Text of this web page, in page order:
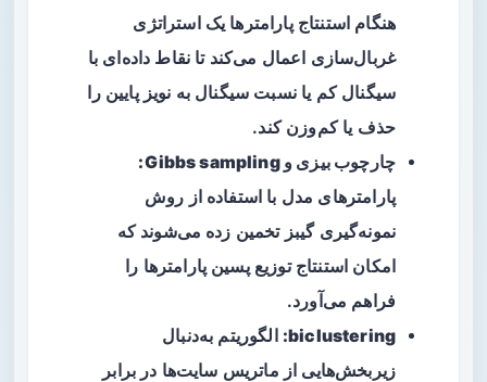
هنگام استنتاج پارامترها یک استراتژی
غربال‌سازی اعمال می‌کند تا نقاط داده‌ای با
سیگنال کم یا نسبت سیگنال به نویز پایین را
حذف یا کم‌وزن کند.
چارچوب بیزی و Gibbs sampling:
پارامترهای مدل با استفاده از روش
نمونه‌گیری گیبز تخمین زده می‌شوند که
امکان استنتاج توزیع پسین پارامترها را
فراهم می‌آورد.
biclustering: الگوریتم به‌دنبال
زیربخش‌هایی از ماتریس سایت‌ها در برابر